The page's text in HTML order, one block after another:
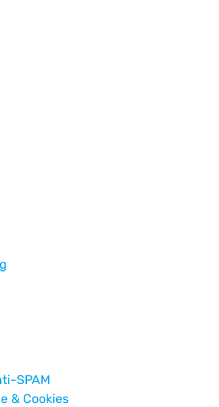
SPAM
& Cookies